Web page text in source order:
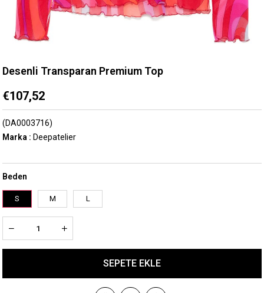
Desenli Transparan Premium Top
€107,52
(DA0003716)
Marka : Deepatelier
Beden
S M L